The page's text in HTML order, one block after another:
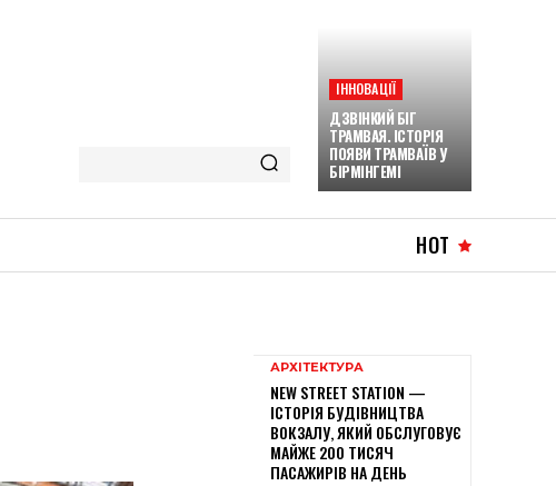
ІННОВАЦІЇ
ДЗВІНКИЙ БІГ
ТРАМВАЯ. ІСТОРІЯ
ПОЯВИ ТРАМВАЇВ У
БІРМІНГЕМІ
HOT
АРХІТЕКТУРА
NEW STREET STATION —
ІСТОРІЯ БУДІВНИЦТВА
ВОКЗАЛУ, ЯКИЙ ОБСЛУГОВУЄ
МАЙЖЕ 200 ТИСЯЧ
ПАСАЖИРІВ НА ДЕНЬ